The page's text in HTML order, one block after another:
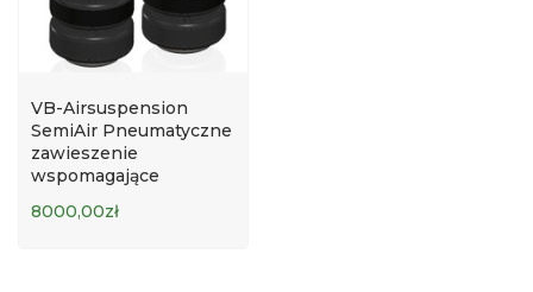
VB-Airsuspension
SemiAir Pneumatyczne
zawieszenie
wspomagające
8000,00zł